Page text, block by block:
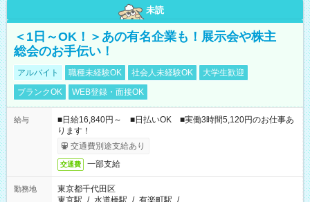
未読
＜1日～OK！＞あの有名企業も！展示会や株主
総会のお手伝い！
アルバイト 職種未経験OK 社会人未経験OK
大学生歓迎
ブランクOK
WEB登録・面接OK
給与
■日給16,840円～ ■日払いOK ■実働3時間5,120円のお仕事あ
ります！
交通費別途支給あり
交通費 一部支給
勤務地
東京都千代田区
東京駅 / 水道橋駅 / 有楽町駅 /